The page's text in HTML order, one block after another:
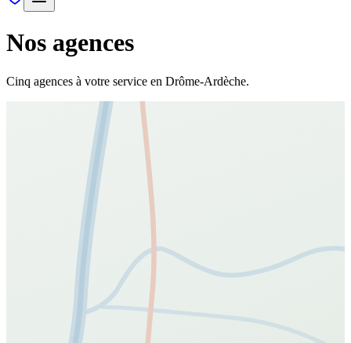
Nos agences
Cinq agences à votre service en Drôme-Ardèche.